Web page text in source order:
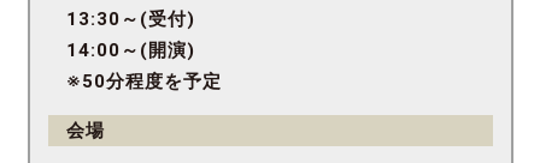
13:30～(受付)
14:00～(開演)
※50分程度を予定
会場